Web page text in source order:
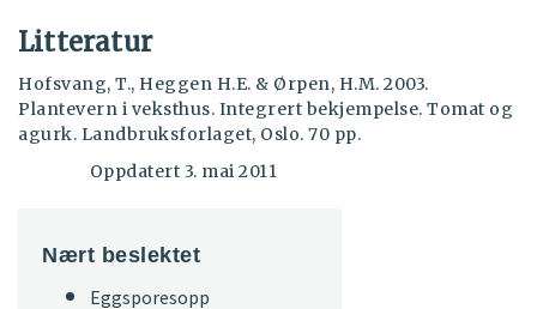
Litteratur
Hofsvang, T., Heggen H.E. & Ørpen, H.M. 2003.
Plantevern i veksthus. Integrert bekjempelse. Tomat og
agurk. Landbruksforlaget, Oslo. 70 pp.
Oppdatert 3. mai 2011
Nært beslektet
Eggsporesopp